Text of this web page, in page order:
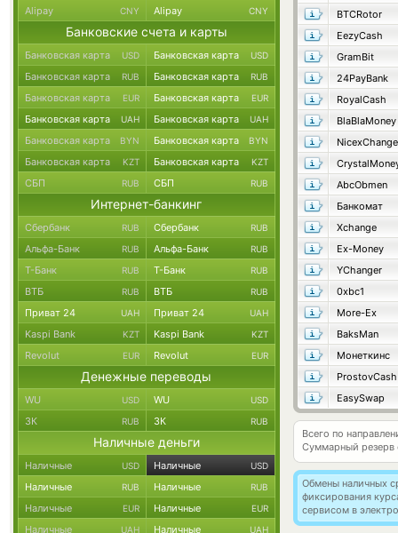
BTCRotor
EezyCash
GramBit
24PayBank
RoyalCash
BlaBlaMoney
AbcObmen
Банкомат
Xchange
Ex-Money
YChanger
0xbc1
More-Ex
BaksMan
Монеткинс
ProstovCash
EasySwap
Всего по
Суммарный резерв
Обмены наличных
фиксирования
сервисом в
Alipay CNY Alipay CNY
Банковские счета и карты
Банковская карта USD Банковская карта USD
Банковская карта RUB Банковская карта RUB
Банковская карта EUR Банковская карта EUR
Банковская карта UAH Банковская карта UAH
Банковская карта BYN Банковская карта BYN
Банковская карта KZT Банковская карта KZT
СБП RUB СБП RUB
Интернет-банкинг
Сбербанк RUB Сбербанк RUB
Альфа-Банк RUB Альфа-Банк RUB
Т-Банк RUB Т-Банк RUB
ВТБ RUB ВТБ RUB
Приват 24 UAH Приват 24 UAH
Kaspi Bank KZT Kaspi Bank KZT
Revolut EUR Revolut EUR
Денежные переводы
WU USD WU USD
ЗК RUB ЗК RUB
Наличные деньги
Наличные USD Наличные USD
Наличные RUB Наличные RUB
Наличные EUR Наличные EUR
Наличные UAH Наличные UAH